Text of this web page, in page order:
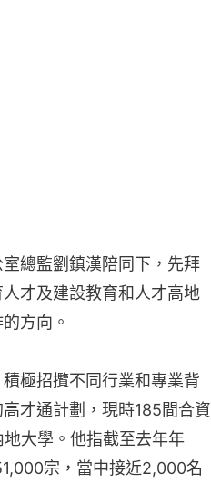
總監劉鎮漢陪同下，先拜
才及建設教育和人才高地
方向。
極招攬不同行業和專業背
才通計劃，現時185間合資
大學。他指截至去年年
宗，當中接近2,000名